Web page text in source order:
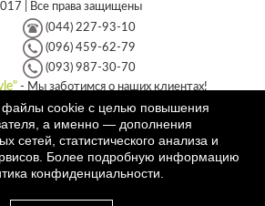
| Все права защищены
(044) 227-93-10
(096) 459-62-79
(093) 987-30-70
- Мы заботимся о наших клиентах!
Интернет магазин мебели - MDK-style
Украина,Киев
ул. Героев Днепра, 35
,+38 (096) 459-62-79,+38 (093) 987-30-
файлы cookie с целью повышения
а именно — дополнения
сетей, статистического анализа и
Более подробную информацию
конфиденциальности